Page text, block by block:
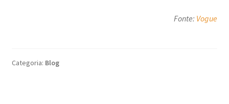
Fonte: Vogue
Categoria: Blog